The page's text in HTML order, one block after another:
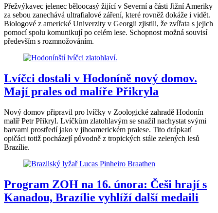
Přežvýkavec jelenec běloocasý žijící v Severní a části Jižní Ameriky
za sebou zanechává ultrafialové záření, které rovněž dokáže i vidět.
Biologové z americké Univerzity v Georgii zjistili, že zvířata s jejich
pomocí spolu komunikují po celém lese. Schopnost možná souvisí
především s rozmnožováním.
Lvíčci dostali v Hodoníně nový domov.
Mají prales od malíře Přikryla
Nový domov připravil pro lvíčky v Zoologické zahradě Hodonín
malíř Petr Přikryl. Lvíčkům zlatohlavým se snažil nachystat svými
barvami prostředí jako v jihoamerickém pralese. Tito drápkatí
opičáci totiž pocházejí původně z tropických stále zelených lesů
Brazílie.
Program ZOH na 16. února: Češi hrají s
Kanadou, Brazílie vyhlíží další medaili